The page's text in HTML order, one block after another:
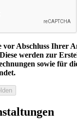
vor Abschluss Ihrer
werden zur
sowie für